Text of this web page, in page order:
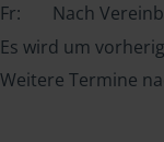
Fr:
Nach
Es wird um
Weitere Termine